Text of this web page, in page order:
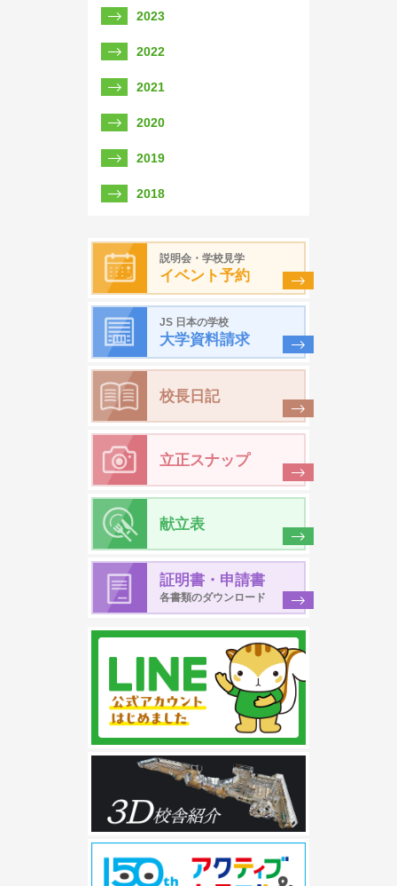
2023
2022
2021
2020
2019
2018
説明会・学校見学
イベント予約
JS 日本の学校
大学資料請求
校長日記
立正スナップ
献立表
証明書・申請書
各書類のダウンロード